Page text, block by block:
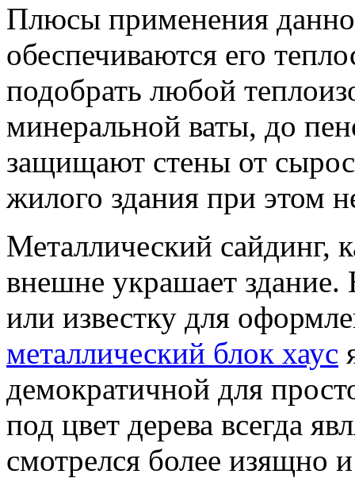
Плюсы применения
обеспечиваются его
подобрать любой
минеральной ваты, до
защищают стены от
жилого здания при этом
Металлический сайдинг,
внешне украшает здание.
или известку для
металлический блок хаус
демократичной для
под цвет дерева всегда
смотрелся более изящно